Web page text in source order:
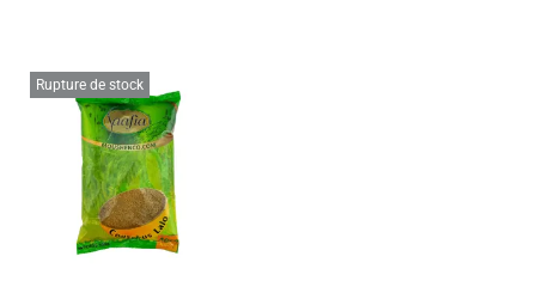
Rupture de stock